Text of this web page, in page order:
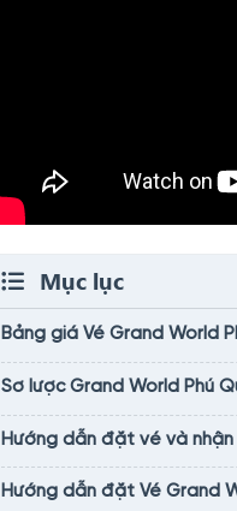
Mục lục
Bảng giá Vé Grand World
Sơ lược Grand World Phú
Hướng dẫn đặt vé và nhận
Hướng dẫn đặt Vé Grand